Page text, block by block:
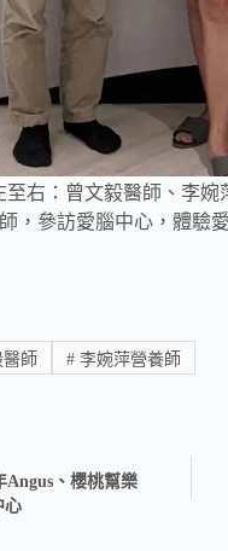
至右：曾文毅醫師、李
，參訪愛腦中心，體驗
醫師 # 李婉萍營養師
Angus、櫻桃幫樂
心